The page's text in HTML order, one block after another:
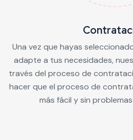
Una vez que hayas
adapte a tus necesidades,
través del proceso de
hacer que el proceso de
más fácil y sin